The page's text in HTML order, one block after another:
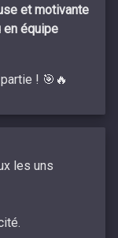
et motivante
en équipe
! 🎯🔥
les uns